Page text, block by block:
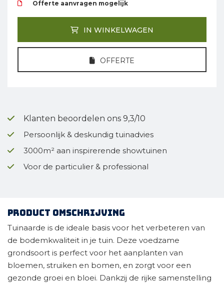
Offerte aanvragen mogelijk
IN WINKELWAGEN
OFFERTE
Klanten beoordelen ons 9,3/10
Persoonlijk & deskundig tuinadvies
3000m² aan inspirerende showtuinen
Voor de particulier & professional
Product omschrijving
Tuinaarde is de ideale basis voor het verbeteren van
de bodemkwaliteit in je tuin. Deze voedzame
grondsoort is perfect voor het aanplanten van
bloemen, struiken en bomen, en zorgt voor een
gezonde groei en bloei. Dankzij de rijke samenstelling